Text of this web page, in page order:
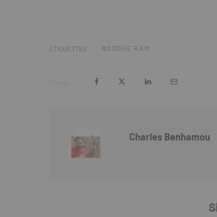
ÉTIQUETTES DODGE RAM
Charles Benhamou